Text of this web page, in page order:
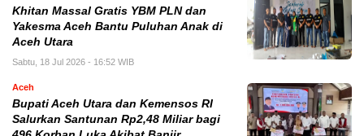
Khitan Massal Gratis YBM PLN dan
Yakesma Aceh Bantu Puluhan Anak di
Aceh Utara
Sabtu, 18 Jul 2026 - 16:52 WIB
Aceh
Bupati Aceh Utara dan Kemensos RI
Salurkan Santunan Rp2,48 Miliar bagi